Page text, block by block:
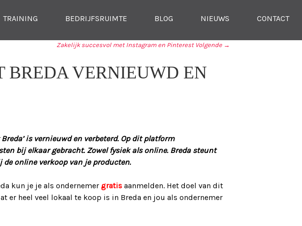
TRAINING BEDRIJFSRUIMTE BLOG NIEUWS CONTACT
Zakelijk succesvol met Instagram en Pinterest Volgende →
BREDA VERNIEUWD EN
is vernieuwd en verbeterd. Op dit platform
bij elkaar gebracht. Zowel fysiek als online. Breda steunt
online verkoop van je producten.
kun je je als ondernemer gratis aanmelden. Het doel van dit
er heel veel lokaal te koop is in Breda en jou als ondernemer